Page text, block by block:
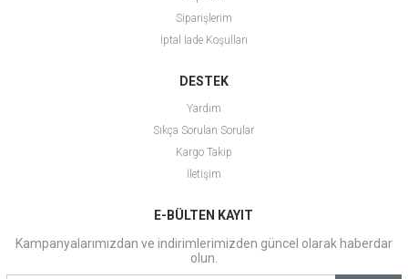
Siparişlerim
İptal İade Koşulları
DESTEK
Yardım
Sıkça Sorulan Sorular
Kargo Takip
İletişim
E-BÜLTEN KAYIT
Kampanyalarımızdan ve indirimlerimizden güncel olarak haberdar
olun.